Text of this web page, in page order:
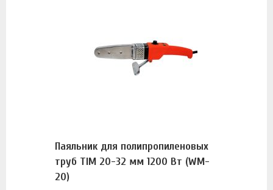
Паяльник для полипропиленовых
труб TIM 20-32 мм 1200 Вт (WM-
20)